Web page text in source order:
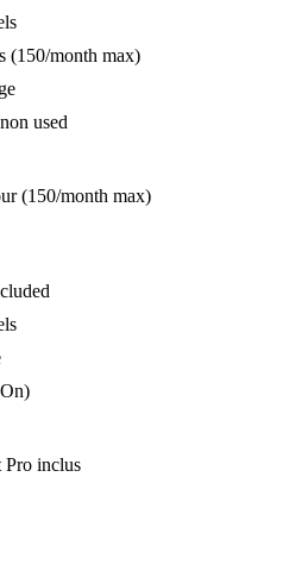
(150/month max)
used
(150/month max)
Pro inclus